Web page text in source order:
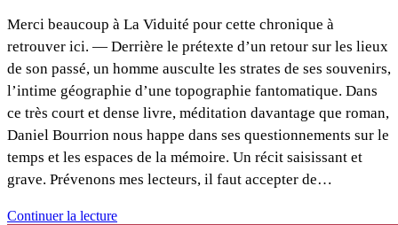
Merci beaucoup à La Viduité pour cette chronique à
retrouver ici. — Derrière le prétexte d’un retour sur les lieux
de son passé, un homme ausculte les strates de ses souvenirs,
l’intime géographie d’une topographie fantomatique. Dans
ce très court et dense livre, méditation davantage que roman,
Daniel Bourrion nous happe dans ses questionnements sur le
temps et les espaces de la mémoire. Un récit saisissant et
grave. Prévenons mes lecteurs, il faut accepter de…
Continuer la lecture